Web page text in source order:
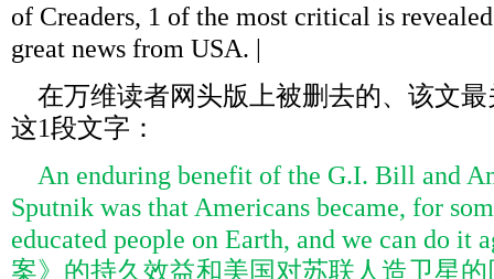
of Creaders, 1 of the most critical is
great news from USA. |
在万维读者网头版上被删去的、该文
这1段文字：
An enduring benefit of the G.I. Bill and
Sputnik was that Americans became, for
educated people on Earth, and we can do it
案》的持久效益和美国对苏联人造卫星